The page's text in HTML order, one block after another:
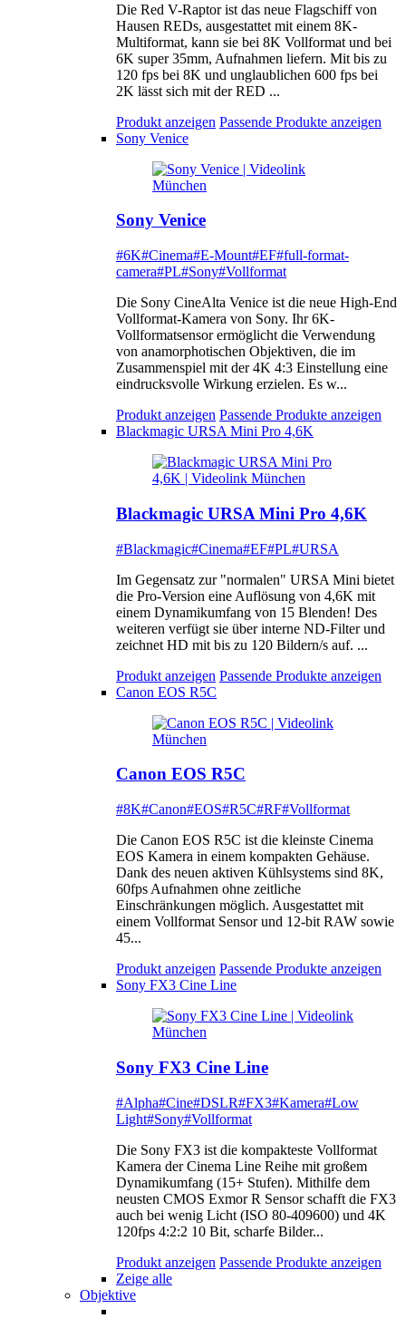
Die Red V-Raptor ist das neue Flagschiff von
Hausen REDs, ausgestattet mit einem 8K-
Multiformat, kann sie bei 8K Vollformat und bei
6K super 35mm, Aufnahmen liefern. Mit bis zu
120 fps bei 8K und unglaublichen 600 fps bei
2K lässt sich mit der RED ...
Produkt anzeigen Passende Produkte anzeigen
Sony Venice
Sony Venice
#6K#Cinema#E-Mount#EF#full-format-
camera#PL#Sony#Vollformat
Die Sony CineAlta Venice ist die neue High-End
Vollformat-Kamera von Sony. Ihr 6K-
Vollformatsensor ermöglicht die Verwendung
von anamorphotischen Objektiven, die im
Zusammenspiel mit der 4K 4:3 Einstellung eine
eindrucksvolle Wirkung erzielen. Es w...
Produkt anzeigen Passende Produkte anzeigen
Blackmagic URSA Mini Pro 4,6K
Blackmagic URSA Mini Pro 4,6K
#Blackmagic#Cinema#EF#PL#URSA
Im Gegensatz zur "normalen" URSA Mini bietet
die Pro-Version eine Auflösung von 4,6K mit
einem Dynamikumfang von 15 Blenden! Des
weiteren verfügt sie über interne ND-Filter und
zeichnet HD mit bis zu 120 Bildern/s auf. ...
Produkt anzeigen Passende Produkte anzeigen
Canon EOS R5C
Canon EOS R5C
#8K#Canon#EOS#R5C#RF#Vollformat
Die Canon EOS R5C ist die kleinste Cinema
EOS Kamera in einem kompakten Gehäuse.
Dank des neuen aktiven Kühlsystems sind 8K,
60fps Aufnahmen ohne zeitliche
Einschränkungen möglich. Ausgestattet mit
einem Vollformat Sensor und 12-bit RAW sowie
45...
Produkt anzeigen Passende Produkte anzeigen
Sony FX3 Cine Line
Sony FX3 Cine Line
#Alpha#Cine#DSLR#FX3#Kamera#Low
Light#Sony#Vollformat
Die Sony FX3 ist die kompakteste Vollformat
Kamera der Cinema Line Reihe mit großem
Dynamikumfang (15+ Stufen). Mithilfe dem
neusten CMOS Exmor R Sensor schafft die FX3
auch bei wenig Licht (ISO 80-409600) und 4K
120fps 4:2:2 10 Bit, scharfe Bilder...
Produkt anzeigen Passende Produkte anzeigen
Zeige alle
Objektive